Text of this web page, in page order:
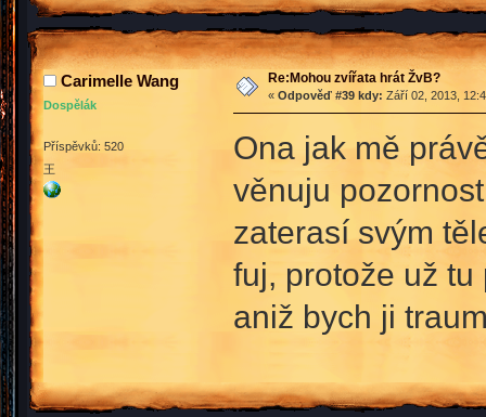
Carimelle Wang
Dospělák
Příspěvků: 520
王
Re:Mohou zvířata hrát ŽvB?
« Odpověď #39 kdy: Září 02, 2013,
Ona jak mě
věnuju
zaterasí svým
fuj, protože už
aniž bych ji